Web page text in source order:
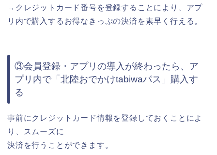
→クレジットカード番号を登録することにより、アプ
リ内で購入するお得なきっぷの決済を素早く行える。
③会員登録・アプリの導入が終わったら、ア
プリ内で「北陸おでかけtabiwaパス」購入す
る
事前にクレジットカード情報を登録しておくことによ
り、スムーズに
決済を行うことができます。